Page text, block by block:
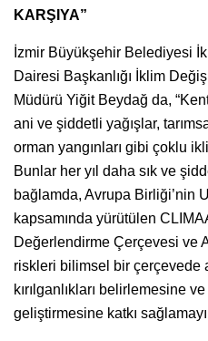
KARŞIYA”
İzmir Büyükşehir Belediyesi
Dairesi Başkanlığı İklim
Müdürü Yiğit Beydağ da,
ani ve şiddetli yağışlar,
orman yangınları gibi çoklu
Bunlar her yıl daha sık ve
bağlamda, Avrupa Birliği’nin
kapsamında yürütülen
Değerlendirme Çerçevesi ve
riskleri bilimsel bir çerçevede
kırılganlıkları belirlemesine
geliştirmesine katkı